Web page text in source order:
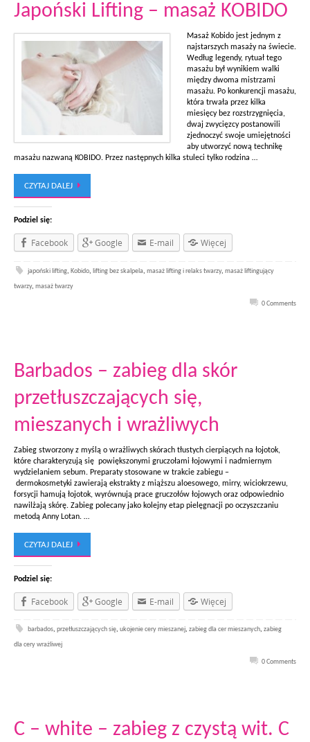
Japoński Lifting – masaż KOBIDO
Masaż Kobido jest jednym z
najstarszych masaży na świecie.
Według legendy, rytuał tego
masażu był wynikiem walki
między dwoma mistrzami
masażu. Po konkurencji masażu,
która trwała przez kilka
miesięcy bez rozstrzygnięcia,
dwaj zwycięzcy postanowili
zjednoczyć swoje umiejętności
aby utworzyć nową technikę
masażu nazwaną KOBIDO. Przez następnych kilka stuleci tylko rodzina …
CZYTAJ DALEJ
Podziel się:
Facebook Google E-mail Więcej
japoński lifting, Kobido, lifting bez skalpela,masaż lifting i relaks twarzy,masaż liftingujący
twarzy, masaż twarzy
0 Comments
Barbados – zabieg dla skór
przetłuszczających się,
mieszanych i wrażliwych
Zabieg stworzony z myślą o wrażliwych skórach tłustych cierpiących na łojotok,
które charakteryzują się powiększonymi gruczołami łojowymi i nadmiernym
wydzielaniem sebum. Preparaty stosowane w trakcie zabiegu –
dermokosmetyki zawierają ekstrakty z miąższu aloesowego, mirry, wiciokrzewu,
forsycji hamują łojotok, wyrównują prace gruczołów łojowych oraz odpowiednio
nawilżają skórę. Zabieg polecany jako kolejny etap pielęgnacji po oczyszczaniu
metodą Anny Lotan. …
CZYTAJ DALEJ
Podziel się:
Facebook Google E-mail Więcej
barbados,przetłuszczających się,ukojenie cery mieszanej,zabieg dla cer mieszanych,zabieg
dla cery wrażliwej
0 Comments
C – white – zabieg z czystą wit. C